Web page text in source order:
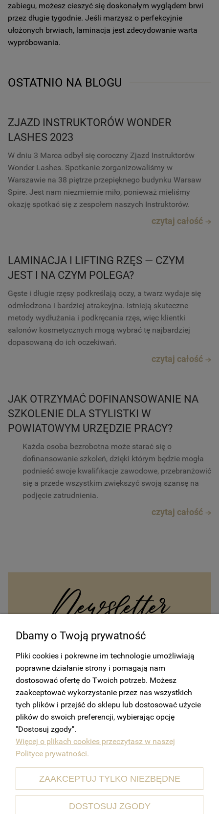
zabiegu, możesz cieszyć się doskonałym wyglądem brwi
przez długie tygodnie. Jeśli marzysz o perfekcyjnie
ułożonych brwiach, laminacja jest zdecydowanie warta
wypróbowania.
OSTATNIO NA BLOGU
ZJAZD INSTRUKTORÓW WONDER
LASHES 2023
W dniu 3 Marca odbył się coroczny Zjazd Instruktorów
Wonder Lashes. Spotkanie zorganizowaliśmy w
Warszawie na 38 piętrze przepięknego budynku Warsaw
Spire. Jest nam niezmiernie miło, ponieważ mieliśmy
okazję spotkać się z zespołem naszych Instruktorów.
czytaj całość
LAMINACJA I LIFTING RZĘS — CZYM
JEST I NA CZYM POLEGA?
Gęste i długie rzęsy podkreślają oczy, a twarz wydaje się
odmłodzona i bardziej atrakcyjna. Istnieją skuteczne
metody wydłużania i podkręcania rzęs, więc klientki
salonów kosmetycznych mogą wybrać tę najbardziej
dopasowaną do ich oczekiwań.
czytaj całość
JAK OTRZYMAĆ DOFINANSOWANIE NA
SZKOLENIE DLA STYLISTKI W
POWIATOWYM URZĘDZIE PRACY?
Każda osoba bezrobotna może starać się o
dofinansowanie szkoleń, dzięki którym będzie mogła
podnieść swoje kwalifikacje zawodowe, przebranżowić
się a przede wszystkim zwiększyć swoją szansę na
podjęcie zatrudnienia.
czytaj całość
wydarzeń oraz promocji sprzedaży i ofert. Zapisz się do
newslettera.
Zyskaj 10% rabatu na pierwsze
zamówienie!
Klikając "Zapisz się" wyrażam zgodę na przetważanie drogą elektroniczną
informacji, dotyczących promocji oraz usług świdczonych przez
Administratora na wskazany przeze mnie adres e-mail. Zgoda może
Dbamy o Twoją prywatność
Pliki cookies i pokrewne im technologie umożliwiają
poprawne działanie strony i pomagają nam
dostosować ofertę do Twoich potrzeb. Możesz
zaakceptować wykorzystanie przez nas wszystkich
tych plików i przejść do sklepu lub dostosować użycie
plików do swoich preferencji, wybierając opcję
"Dostosuj zgody".
Więcej o plikach cookies przeczytasz w naszej
Polityce prywatności.
ZAAKCEPTUJ TYLKO NIEZBĘDNE
DOSTOSUJ ZGODY